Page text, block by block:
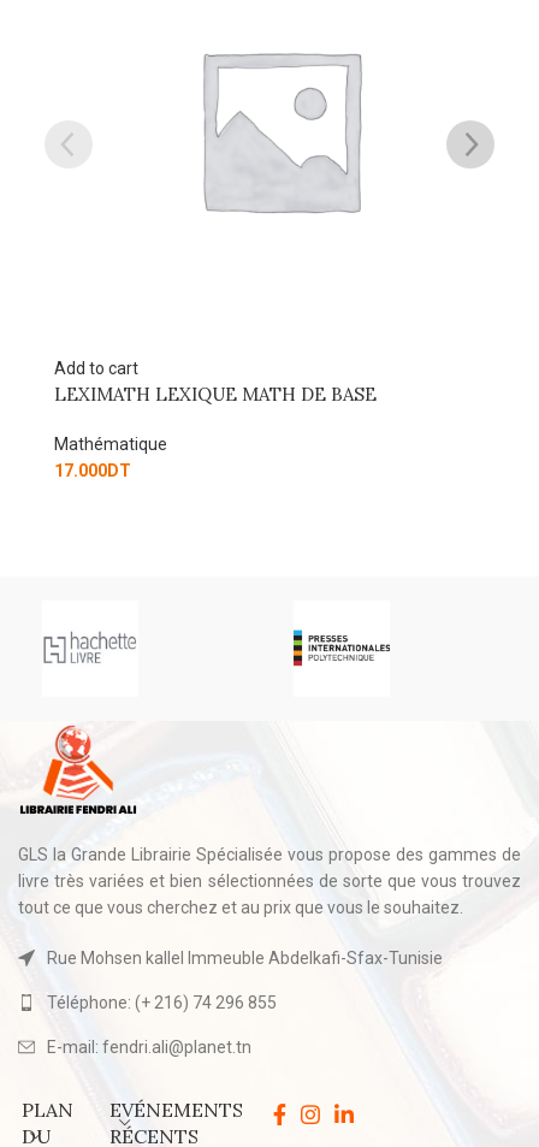
Add to cart
LA PROBLEMATIQUE DE RECHERCHE
GLS la Grande Librairie Spécialisée vous propose des gammes de
livre très variées et bien sélectionnées de sorte que vous trouvez
tout ce que vous cherchez et au prix que vous le souhaitez.
Rue Mohsen kallel Immeuble Abdelkafi-Sfax-Tunisie
Téléphone: (+ 216) 74 296 855
E-mail: fendri.ali@planet.tn
PLAN
DU
EVÉNEMENTS
RÉCENTS